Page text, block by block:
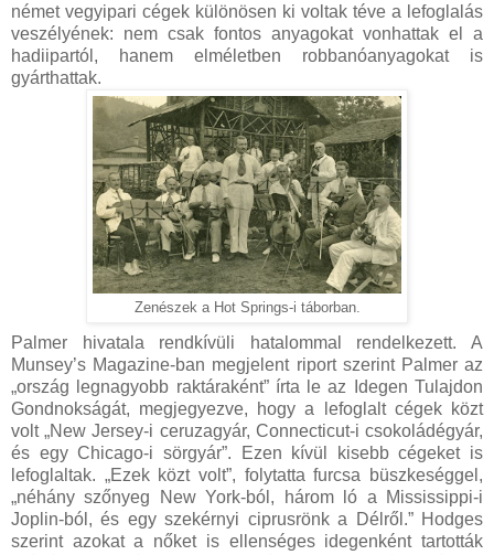
német vegyipari cégek különösen ki voltak téve a lefoglalás
veszélyének: nem csak fontos anyagokat vonhattak el a
hadiipartól, hanem elméletben robbanóanyagokat is
gyárthattak.
Zenészek a Hot Springs-i táborban.
Palmer hivatala rendkívüli hatalommal rendelkezett. A
Munsey’s Magazine-ban megjelent riport szerint Palmer az
„ország legnagyobb raktáraként” írta le az Idegen Tulajdon
Gondnokságát, megjegyezve, hogy a lefoglalt cégek közt
volt „New Jersey-i ceruzagyár, Connecticut-i csokoládégyár,
és egy Chicago-i sörgyár”. Ezen kívül kisebb cégeket is
lefoglaltak. „Ezek közt volt”, folytatta furcsa büszkeséggel,
„néhány szőnyeg New York-ból, három ló a Mississippi-i
Joplin-ból, és egy szekérnyi ciprusrönk a Délről.” Hodges
szerint azokat a nőket is ellenséges idegenként tartották